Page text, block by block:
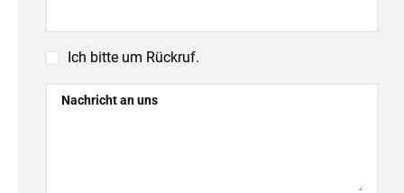
Ich bitte um Rückruf.
Nachricht an uns